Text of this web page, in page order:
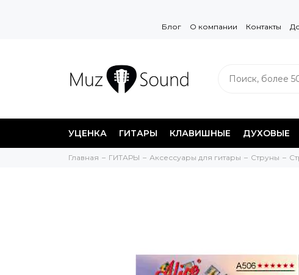
Блог О компании Контакты
УЦЕНКА ГИТАРЫ КЛАВИШНЫЕ ДУХОВЫЕ
Главная ГИТАРЫ Аксессуары для гитары Струны